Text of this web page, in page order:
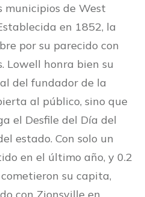
municipios de West
en 1852, la
por su parecido con
Lowell honra bien su
del fundador de la
al público, sino que
el Desfile del Día del
estado. Con solo un
en el último año, y 0.2
su capita,
con Zionsville en